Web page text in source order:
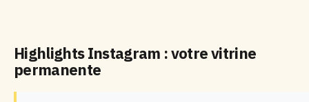
Highlights Instagram : votre vitrine
permanente